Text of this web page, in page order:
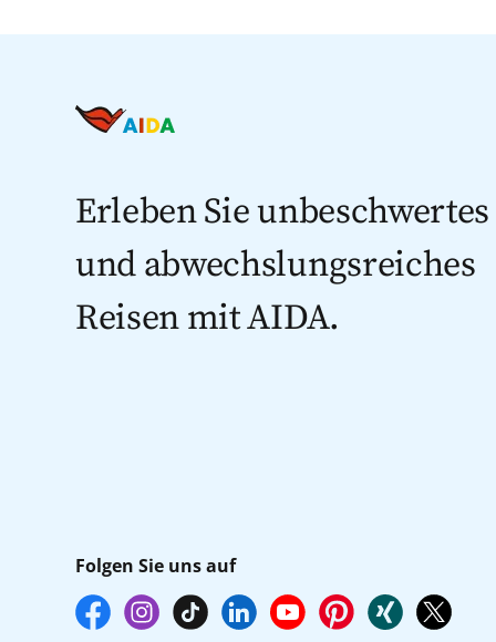
Erleben Sie unbeschwertes
und abwechslungsreiches
Reisen mit AIDA.
Folgen Sie uns auf